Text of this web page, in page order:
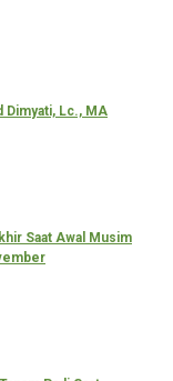
Dimyati, Lc., MA
Saat Awal Musim